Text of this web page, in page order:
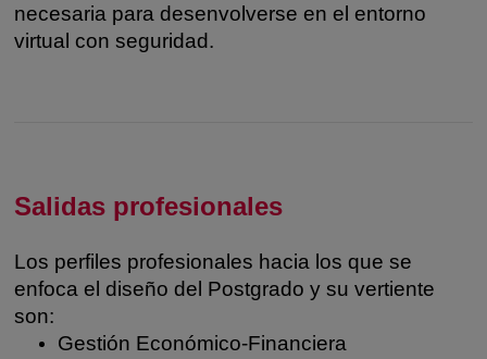
necesaria para desenvolverse en el entorno
virtual con seguridad.
Salidas profesionales
Los perfiles profesionales hacia los que se
enfoca el diseño del Postgrado y su vertiente
son:
Gestión Económico-Financiera